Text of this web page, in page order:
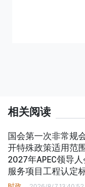
相关阅读
国会第一次非常规
开特殊政策适用范
2027年APEC领导
服务项目工程认定